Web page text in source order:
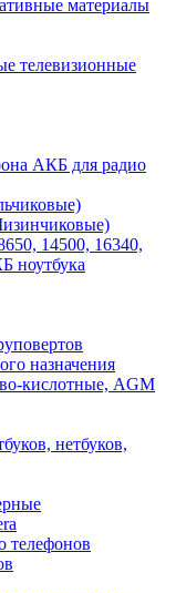
материалы
телевизионные
АКБ для радио
14500, 16340,
ноутбука
назначения
кислотные, AGM
нетбуков,
телефонов